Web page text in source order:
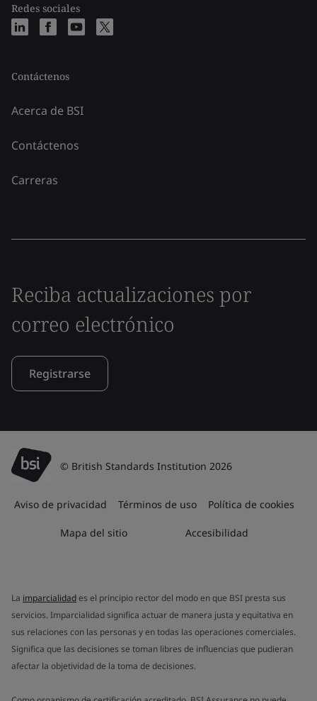
Redes sociales
Contáctenos
Acerca de BSI
Contáctenos
Carreras
Reciba actualizaciones por
correo electrónico
Registrarse
© British Standards Institution 2026
Aviso de privacidad Términos de uso Política de cookies
Mapa del sitio Accesibilidad
La imparcialidades el principio rector del modo en que BSI presta sus
servicios. Imparcialidad significa actuar de manera justa y equitativa en
sus relaciones con las personas y en todas las operaciones comerciales.
Significa que las decisiones se toman libres de influencias que pudieran
afectar la objetividad de la toma de decisiones.